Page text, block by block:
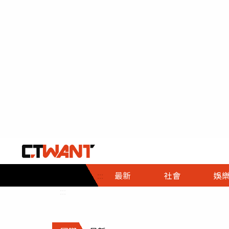
::: 最新 社會
社會首頁
時事
調查
娛樂
娛樂首頁
即時
財經首頁
熱線
政